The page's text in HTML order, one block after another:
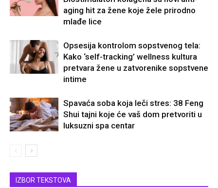
aging hit za žene koje žele prirodno
mlađe lice
Opsesija kontrolom sopstvenog tela:
Kako ‘self-tracking’ wellness kultura
pretvara žene u zatvorenike sopstvene
intime
Spavaća soba koja leči stres: 38 Feng
Shui tajni koje će vaš dom pretvoriti u
luksuzni spa centar
IZBOR TEKSTOVA